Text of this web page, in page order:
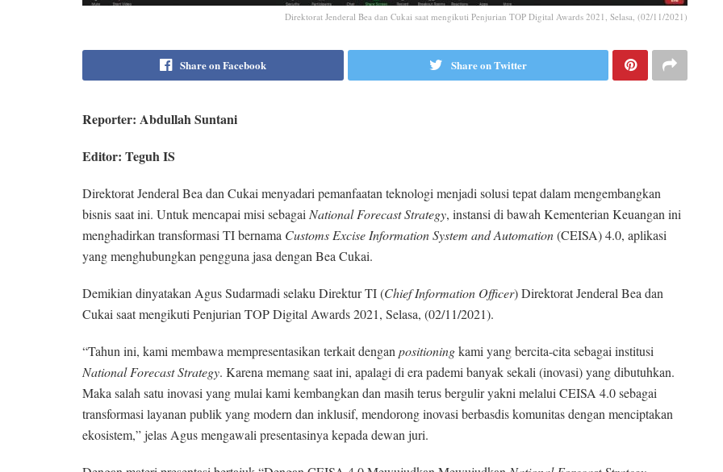
Direktorat Jenderal Bea dan Cukai saat mengikuti Penjurian TOP Digital Awards 2021, Selasa, (02/11/2021)
Share on Facebook Share on Twitter
Reporter: Abdullah Suntani
Editor: Teguh IS
Direktorat Jenderal Bea dan Cukai menyadari pemanfaatan teknologi menjadi solusi tepat dalam mengembangkan
bisnis saat ini. Untuk mencapai misi sebagai National Forecast Strategy, instansi di bawah Kementerian Keuangan ini
menghadirkan transformasi TI bernama Customs Excise InformationSystem andAutomation(CEISA) 4.0, aplikasi
yang menghubungkan pengguna jasa dengan Bea Cukai.
Demikian dinyatakan Agus Sudarmadi selaku Direktur TI (Chief Information Officer) Direktorat Jenderal Bea dan
Cukai saat mengikuti Penjurian TOP Digital Awards 2021, Selasa, (02/11/2021).
“Tahun ini, kami membawa mempresentasikan terkait dengan positioningkami yang bercita-cita sebagai institusi
National Forecast Strategy. Karena memang saat ini, apalagi di era pademi banyak sekali (inovasi) yang dibutuhkan.
Maka salah satu inovasi yang mulai kami kembangkan dan masih terus bergulir yakni melalui CEISA 4.0 sebagai
transformasi layanan publik yang modern dan inklusif, mendorong inovasi berbasdis komunitas dengan menciptakan
ekosistem,” jelas Agus mengawali presentasinya kepada dewan juri.